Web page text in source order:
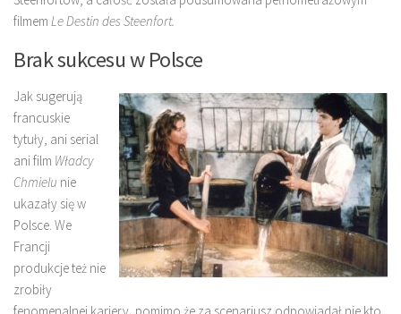
filmem Le Destin des Steenfort.
Brak sukcesu w Polsce
Jak sugerują
francuskie
tytuły, ani serial
ani film Władcy
Chmielu nie
ukazały się w
Polsce. We
Francji
produkcje też nie
zrobiły